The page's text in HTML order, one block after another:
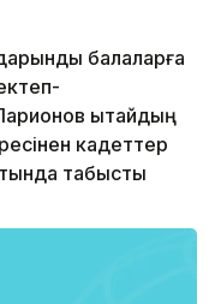
балаларға
Қытайдың
кадеттер
табысты